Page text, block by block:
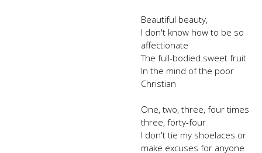
Beautiful beauty,
I don't know how to be so
affectionate
The full-bodied sweet fruit
In the mind of the poor
Christian
One, two, three, four times
three, forty-four
I don't tie my shoelaces or
make excuses for anyone